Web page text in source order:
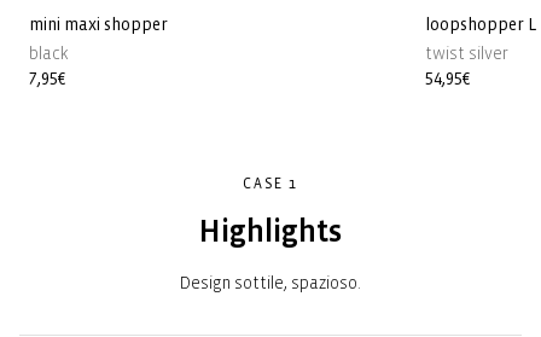
mini maxi shopper
black
Prezzo
7,95€
loopshopper L
twist silver
Prezzo
54,95€
CASE 1
Highlights
Design sottile, spazioso.